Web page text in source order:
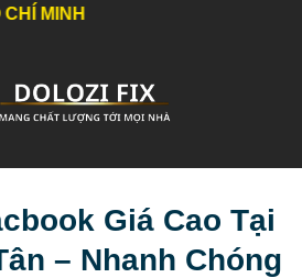
Giá Cao Tại
– Nhanh Chóng